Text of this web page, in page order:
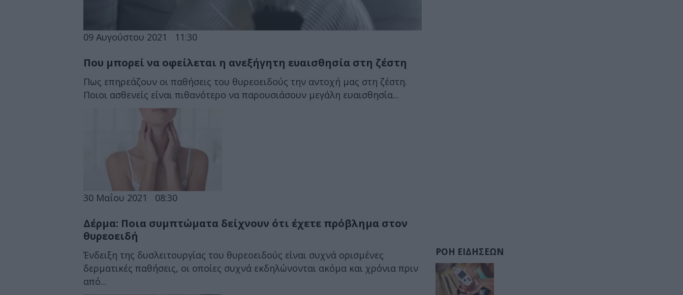
09 Αυγούστου 2021 11:30
Που μπορεί να οφείλεται η ανεξήγητη ευαισθησία στη ζέστη
Πως επηρεάζουν οι παθήσεις του θυρεοειδούς την αντοχή μας στη ζέστη.
Ποιοι ασθενείς είναι πιθανότερο να παρουσιάσουν μεγάλη ευαισθησία...
30 Μαΐου 2021 08:30
Δέρμα: Ποια συμπτώματα δείχνουν ότι έχετε πρόβλημα στον
θυρεοειδή
Ένδειξη της δυσλειτουργίας του θυρεοειδούς είναι συχνά ορισμένες
δερματικές παθήσεις, οι οποίες συχνά εκδηλώνονται ακόμα και χρόνια πριν
από...
ΡΟΗ ΕΙΔΗΣΕΩΝ